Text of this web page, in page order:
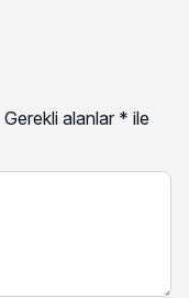
Gerekli alanlar * ile